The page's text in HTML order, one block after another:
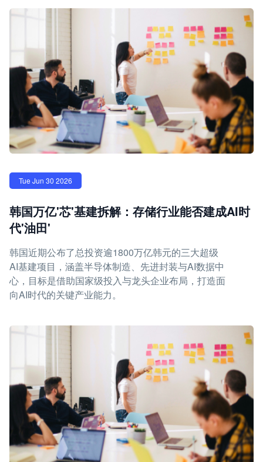
Tue Jun 30 2026
韩国万亿'芯'基建拆解：存储行业能否建成AI时
代'油田'
韩国近期公布了总投资逾1800万亿韩元的三大超级
AI基建项目，涵盖半导体制造、先进封装与AI数据中
心，目标是借助国家级投入与龙头企业布局，打造面
向AI时代的关键产业能力。